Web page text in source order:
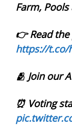
Farm,
👉 Read
https://t.co/
🫂 Join our
⏰ Voting